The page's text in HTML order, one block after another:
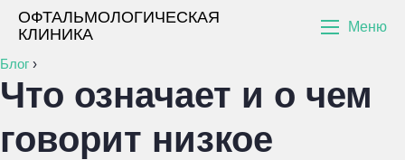
ОФТАЛЬМОЛОГИЧЕСКАЯ
КЛИНИКА
Меню
Блог ›
Что означает и о чем
говорит низкое